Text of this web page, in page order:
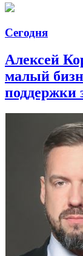
Сегодня
Алексей
малый
поддержки